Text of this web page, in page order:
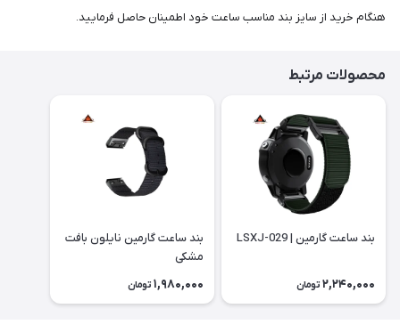
هنگام خرید از سایز بند مناسب ساعت خود اطمینان حاصل فرمایید.
محصولات مرتبط
بند ساعت گارمین | LSXJ-029
2,240,000 تومان
بند ساعت گارمین نایلون بافت
مشکی
1,980,000 تومان